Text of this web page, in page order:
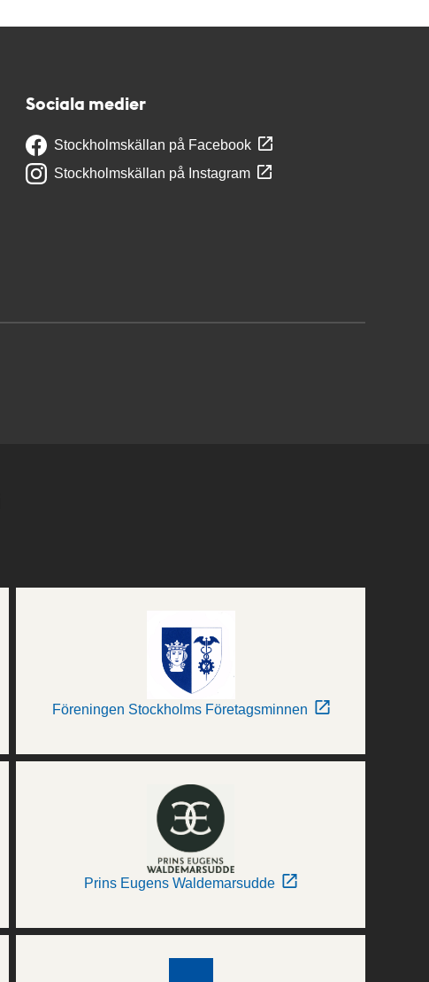
Sociala medier
Stockholmskällan på Facebook
Stockholmskällan på Instagram
Föreningen Stockholms Företagsminnen
Prins Eugens Waldemarsudde